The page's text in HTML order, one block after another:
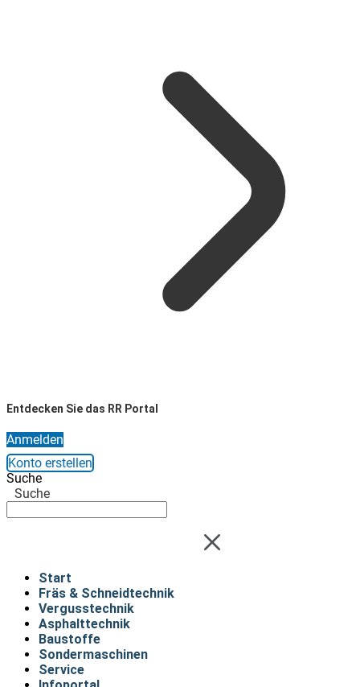
Entdecken Sie das RR Portal
Anmelden
Konto erstellen
Suche
Suche
Start
Fräs & Schneidtechnik
Vergusstechnik
Asphalttechnik
Baustoffe
Sondermaschinen
Service